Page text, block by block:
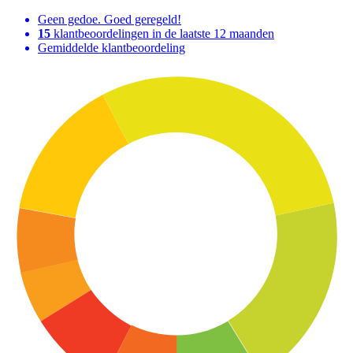
Geen gedoe. Goed geregeld!
15 klantbeoordelingen in de laatste 12 maanden
Gemiddelde klantbeoordeling